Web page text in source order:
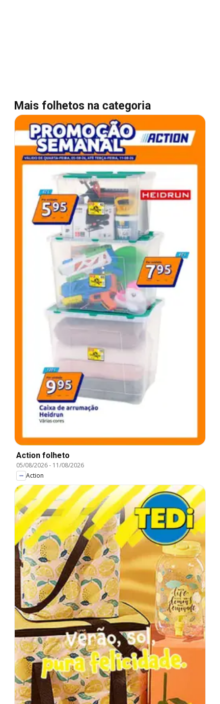
Mais folhetos na categoria
Action folheto
05/08/2026- 11/08/2026
Action